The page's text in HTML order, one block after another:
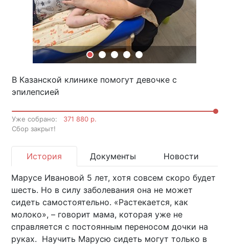
В Казанской клинике помогут девочке с
эпилепсией
Уже собрано:
371 880 р.
Cбор закрыт!
История Документы Новости
Марусе Ивановой 5 лет, хотя совсем скоро будет
шесть. Но в силу заболевания она не может
сидеть самостоятельно. «Растекается, как
молоко», – говорит мама, которая уже не
справляется с постоянным переносом дочки на
руках. Научить Марусю сидеть могут только в